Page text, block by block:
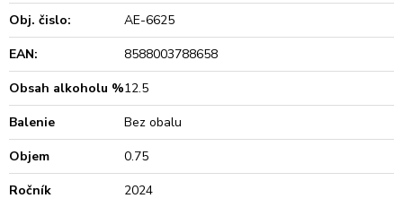
Obj. čislo:
AE-6625
EAN:
8588003788658
Obsah alkoholu %12.5
Balenie
Bez obalu
Objem
0.75
Ročník
2024